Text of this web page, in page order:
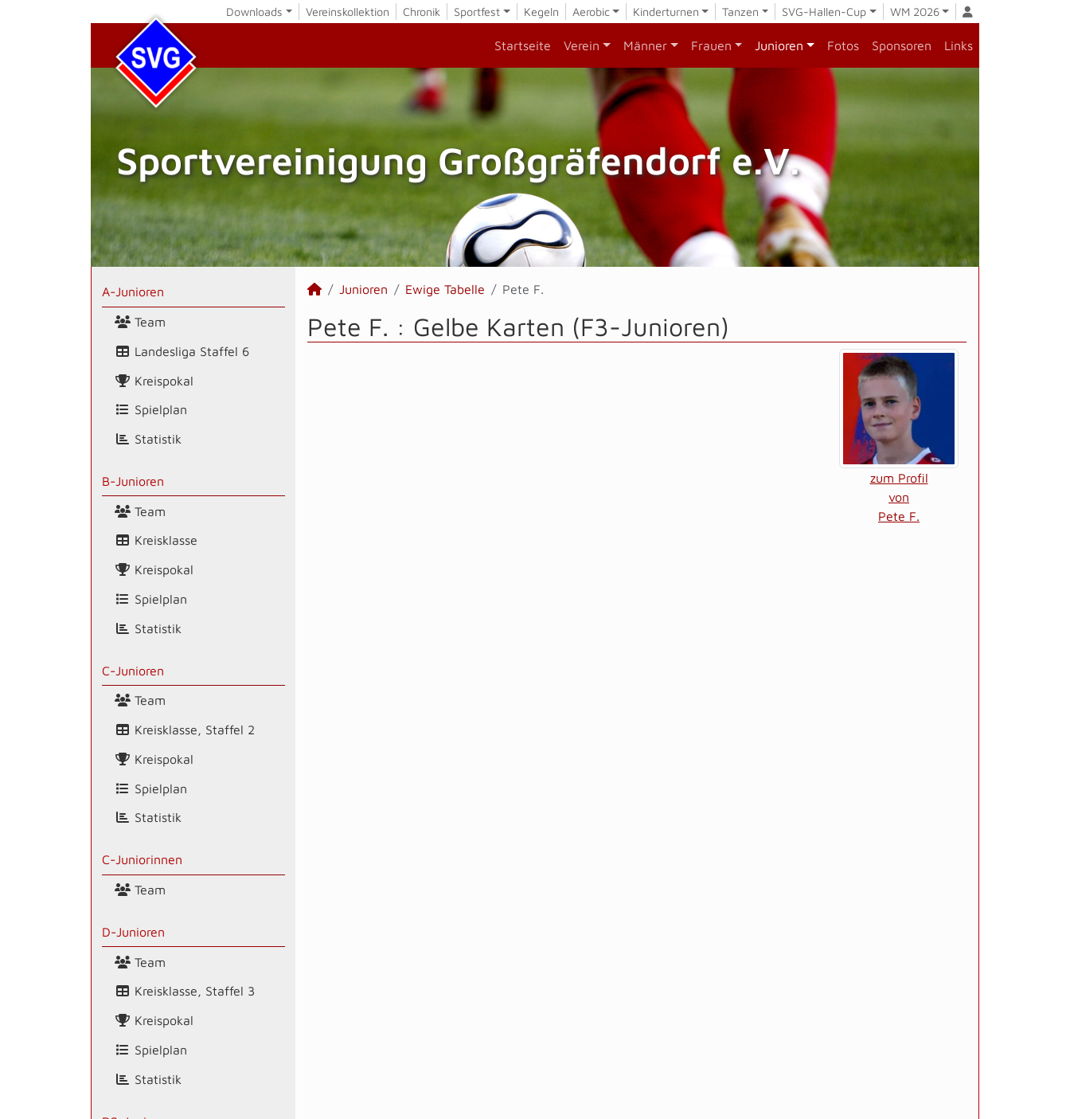
Downloads Vereinskollektion Chronik Sportfest Kegeln Aerobic Kinderturnen Tanzen SVG-Hallen-Cup WM 2026
Startseite Verein Männer Frauen Junioren Fotos Sponsoren Links
Sportvereinigung Großgräfendorf e.V.
A-Junioren
Team
Landesliga Staffel 6
Kreispokal
Spielplan
Statistik
B-Junioren
Team
Kreisklasse
Kreispokal
Spielplan
Statistik
C-Junioren
Team
Kreisklasse, Staffel 2
Kreispokal
Spielplan
Statistik
C-Juniorinnen
Team
D-Junioren
Team
Kreisklasse, Staffel 3
Kreispokal
Spielplan
Statistik
Junioren Ewige Tabelle Pete F.
Pete F. : Gelbe Karten (F3-Junioren)
zum Profil
von
Pete F.